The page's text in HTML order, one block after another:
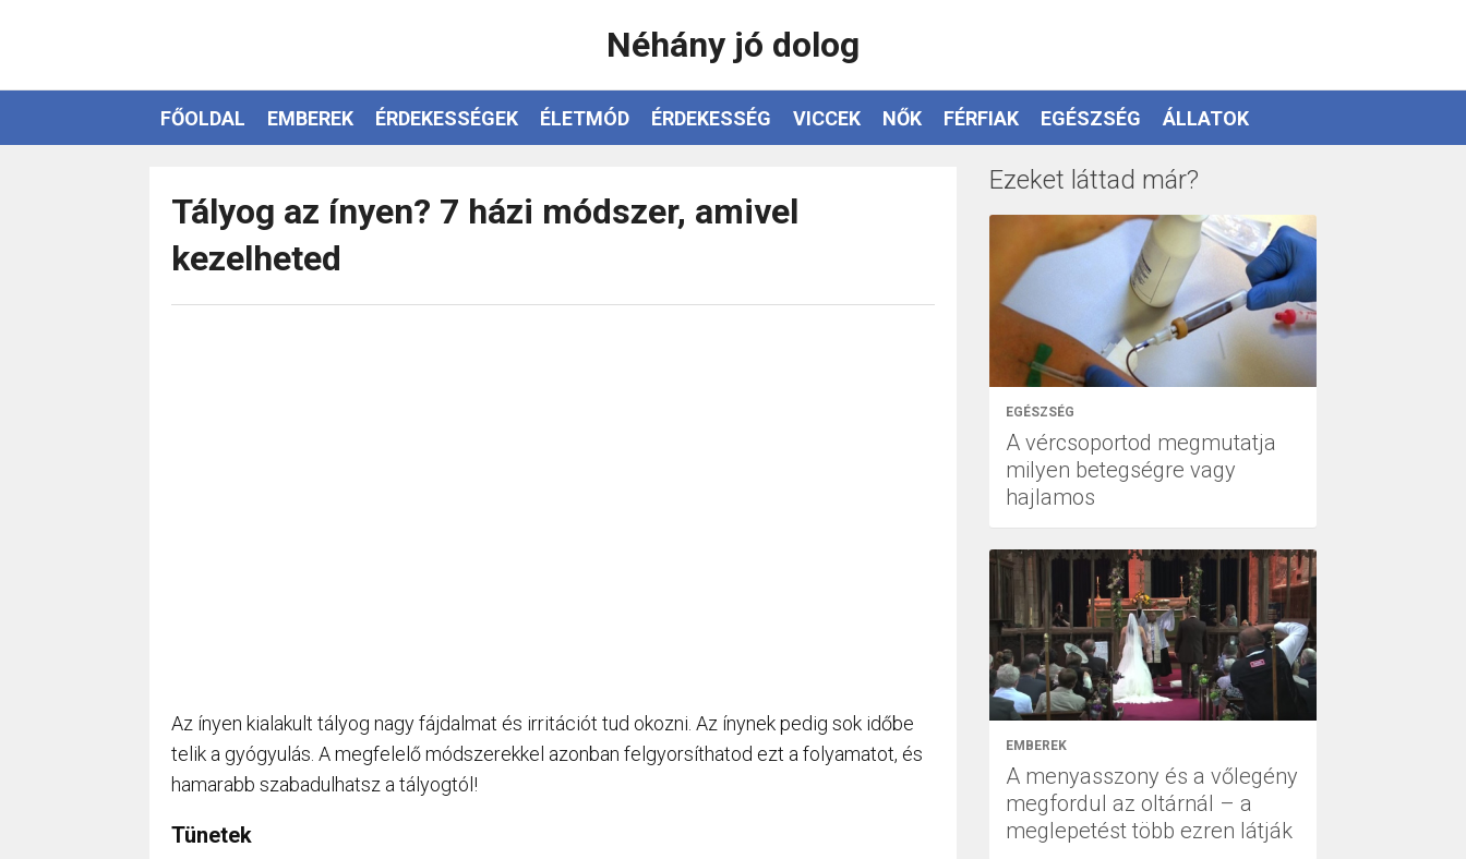
Néhány jó dolog
FŐOLDAL EMBEREK ÉRDEKESSÉGEK ÉLETMÓD ÉRDEKESSÉG VICCEK NŐK FÉRFIAK EGÉSZSÉG ÁLLATOK
Tályog az ínyen? 7 házi módszer, amivel
kezelheted
Az ínyen kialakult tályog nagy fájdalmat és irritációt tud okozni. Az ínynek pedig sok időbe
telik a gyógyulás. A megfelelő módszerekkel azonban felgyorsíthatod ezt a folyamatot, és
hamarabb szabadulhatsz a tályogtól!
Tünetek
Ezeket láttad már?
EGÉSZSÉG
A vércsoportod megmutatja
milyen betegségre vagy
hajlamos
EMBEREK
A menyasszony és a vőlegény
megfordul az oltárnál – a
meglepetést több ezren látják